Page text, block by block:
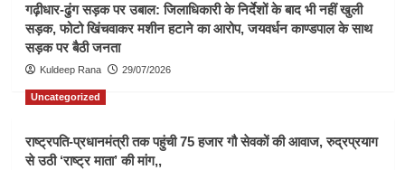
गढ़ीधार-ढुंग सड़क पर उबाल: जिलाधिकारी के निर्देशों के बाद भी नहीं खुली
सड़क, फोटो खिंचवाकर मशीन हटाने का आरोप, जयवर्धन काण्डपाल के साथ
सड़क पर बैठी जनता
Kuldeep Rana 29/07/2026
Uncategorized
राष्ट्रपति-प्रधानमंत्री तक पहुंची 75 हजार गौ सेवकों की आवाज, रुद्रप्रयाग
से उठी ‘राष्ट्र माता’ की मांग,,